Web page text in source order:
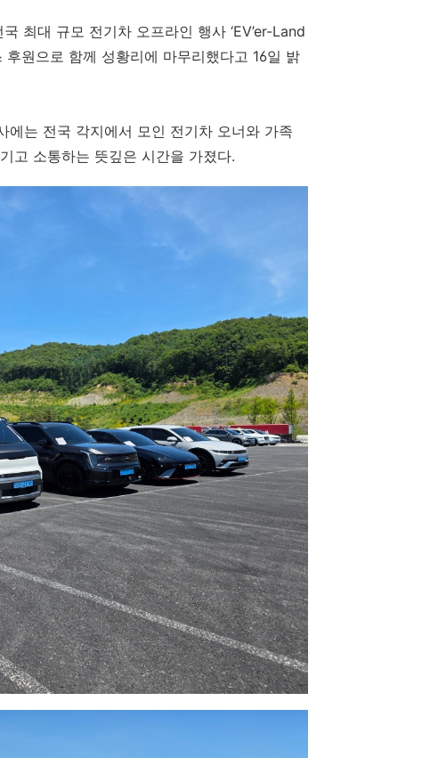
최대 규모 전기차 오프라인 행사‘EV’er-Land
원으로 함께 성황리에 마무리했다고 16일 밝
는 전국 각지에서 모인 전기차 오너와 가족
고 소통하는 뜻깊은 시간을 가졌다.